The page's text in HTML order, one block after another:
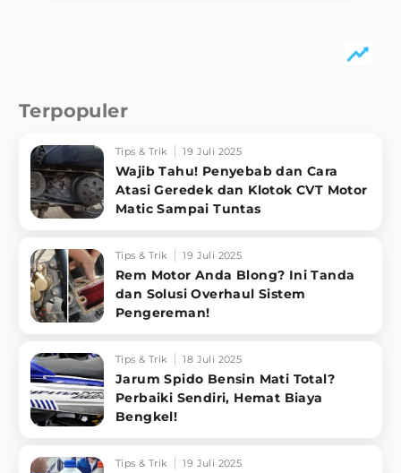
Terpopuler
Tips & Trik 19 Juli 2025
Wajib Tahu! Penyebab dan Cara
Atasi Geredek dan Klotok CVT Motor
Matic Sampai Tuntas
Tips & Trik 19 Juli 2025
Rem Motor Anda Blong? Ini Tanda
dan Solusi Overhaul Sistem
Pengereman!
Tips & Trik 18 Juli 2025
Jarum Spido Bensin Mati Total?
Perbaiki Sendiri, Hemat Biaya
Bengkel!
Tips & Trik 19 Juli 2025